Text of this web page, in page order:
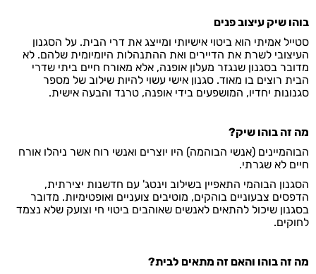
בוהו שיק עיצוב פנים
סטייל אמיתי הוא ביטוי אישיותי ומייצג את דרי הבית. על הסגנון
העיצובי לשרת את הדיירים ואת ההתנהלות היומיומית שלהם. לא
מדובר בסגנון שנגזר מעלון אופנה, אלא מאורח חיים ביתי שדרי
הבית רוצים בו מאוד. סגנון אישי עשוי להיות שילוב של מספר
סגנונות יחדיו, המושפעים בידי אופנה, טרנד והבעה אישית.
מה זה בוהו שיק?
הבוהמיינים (אנשי הבוהמה) היו יוצרים ואנשי רוח אשר ניהלו אורח
חיים לא שגרתי.
הסגנון הבוהמי התאפיין בשילוב וינטג' עם חדשנות יצירתית,
הדפסים צבעוניים בוהקים, מוטיבים צועניים ואופטימיות. מדובר
בסגנון שיכול להתאים לאנשים שאוהבים ביטוי חי וצועק שלא נצמד
לחוקים.
מה זה בוהו והאם זה מתאים לבית?